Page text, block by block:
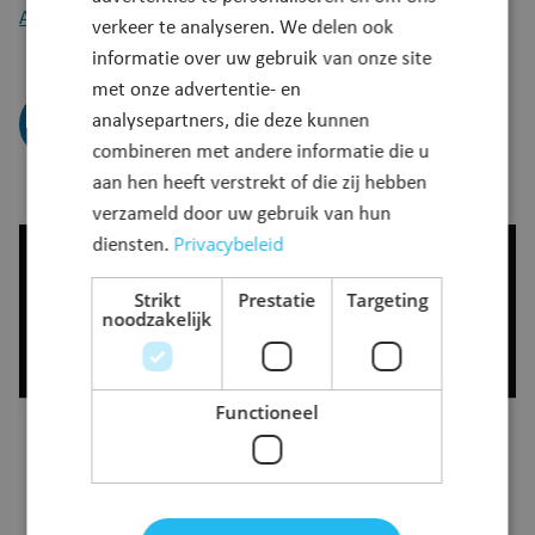
AanZet.
Nu aanmelden
verkeer te analyseren. We delen ook
informatie over uw gebruik van onze site
met onze advertentie- en
analysepartners, die deze kunnen
combineren met andere informatie die u
aan hen heeft verstrekt of die zij hebben
verzameld door uw gebruik van hun
diensten. Privacybeleid
Strikt
noodzakelijk
Prestatie Targeting
Functioneel